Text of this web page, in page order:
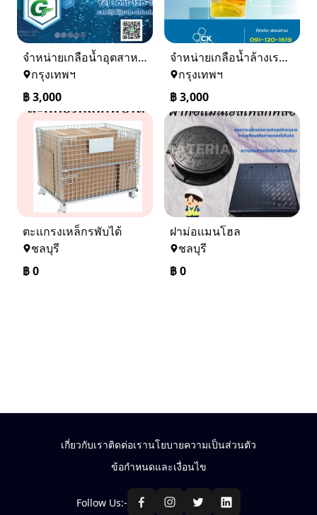
จำหน่ายเกลือน้ำอุตสาหกรรม เกลือน้ำล้างเรซิ่น
กรุงเทพฯ
฿3,000
จำหน่ายเกลือน้ำล้างเรซิ่น จำหน่ายเกลือน้ำอุตสาหกรรม
กรุงเทพฯ
฿3,000
ตะเเกรงเหล็กรพับได้
ชลบุรี
฿0
ฝาม่อเเมนโฮล
ชลบุรี
฿0
เกี่ยวกับเราติดต่อเรานโยบายความเป็นส่วนตัว
ข้อกำหนดและเงื่อนไข
Follow Us:-